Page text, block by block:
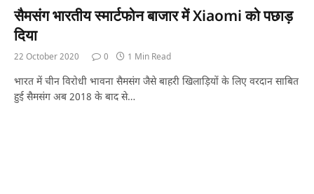
सैमसंग भारतीय स्मार्टफोन बाजार में Xiaomi को पछाड़
दिया
22 October 2020 0 1 Min Read
भारत में चीन विरोधी भावना सैमसंग जैसे बाहरी खिलाड़ियों के लिए वरदान साबित
हुई सैमसंग अब 2018 के बाद से…